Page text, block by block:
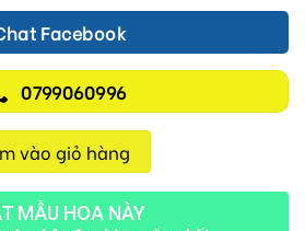
Facebook
0799060996
lượngvào giỏ hàng
MẪU HOA NÀY